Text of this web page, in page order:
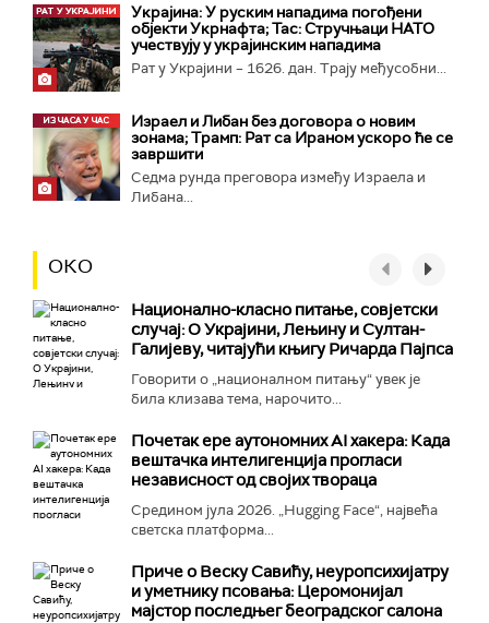
Украјина: У руским нападима погођени
објекти Укрнафта; Тас: Стручњаци НАТО
учествују у украјинским нападима
Рат у Украјини – 1626. дан. Трају међусобни...
Израел и Либан без договора о новим
зонама; Трамп: Рат са Ираном ускоро ће се
завршити
Седма рунда преговора између Израела и
Либана...
ОКО
Национално-класнo питање, совјетски
случај: О Украјини, Лењину и Султан-
Галијеву, читајући књигу Ричарда Пајпса
Говорити о „националном питању“ увек је
била клизава тема, нарочито...
Почетак ере аутономних AI хакера: Када
вештачка интелигенција прогласи
независност од својих твораца
Средином јула 2026. „Hugging Face“, највећа
светска платформа...
Приче о Веску Савићу, неуропсихијатру
и уметнику псовања: Церомонијал
мајстор последњег београдског салона